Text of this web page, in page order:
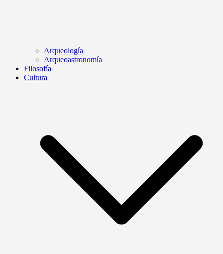
Arqueología
Arqueoastronomía
Filosofía
Cultura